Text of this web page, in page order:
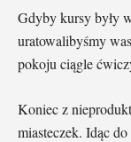
Gdyby kursy były
uratowalibyśmy
pokoju ciągle
Koniec z
miasteczek. Idąc